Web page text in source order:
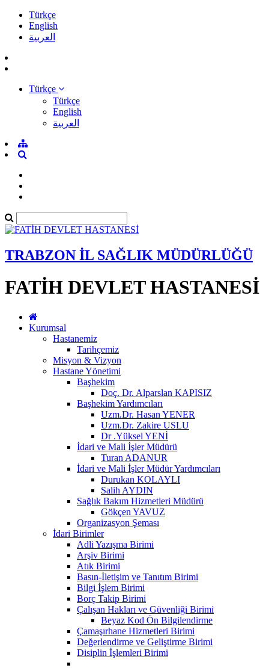
Türkçe
English
العربية
Türkçe
Türkçe
English
العربية
TRABZON İL SAĞLIK MÜDÜRLÜĞÜ
FATİH DEVLET HASTANESİ
Kurumsal
Hastanemiz
Tarihçemiz
Misyon & Vizyon
Hastane Yönetimi
Başhekim
Doç. Dr. Alparslan KAPISIZ
Başhekim Yardımcıları
Uzm.Dr. Hasan YENER
Uzm.Dr. Zakire USLU
Dr .Yüksel YENİ
İdari ve Mali İşler Müdürü
Turan ADANUR
İdari ve Mali İşler Müdür Yardımcıları
Durukan KOLAYLI
Salih AYDIN
Sağlık Bakım Hizmetleri Müdürü
Gökçen YAVUZ
Organizasyon Şeması
İdari Birimler
Adli Yazışma Birimi
Arşiv Birimi
Atık Birimi
Basın-İletişim ve Tanıtım Birimi
Bilgi İşlem Birimi
Borç Takip Birimi
Çalışan Hakları ve Güvenliği Birimi
Beyaz Kod Ön Bilgilendirme
Çamaşırhane Hizmetleri Birimi
Değerlendirme ve Geliştirme Birimi
Disiplin İşlemleri Birimi